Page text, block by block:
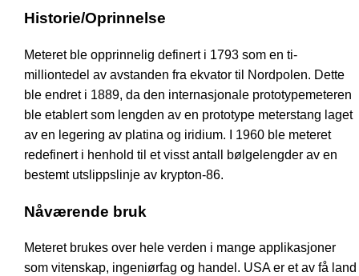
Historie/Oprinnelse
Meteret ble opprinnelig definert i 1793 som en ti-
milliontedel av avstanden fra ekvator til Nordpolen. Dette
ble endret i 1889, da den internasjonale prototypemeteren
ble etablert som lengden av en prototype meterstang laget
av en legering av platina og iridium. I 1960 ble meteret
redefinert i henhold til et visst antall bølgelengder av en
bestemt utslippslinje av krypton-86.
Nåværende bruk
Meteret brukes over hele verden i mange applikasjoner
som vitenskap, ingeniørfag og handel. USA er et av få land